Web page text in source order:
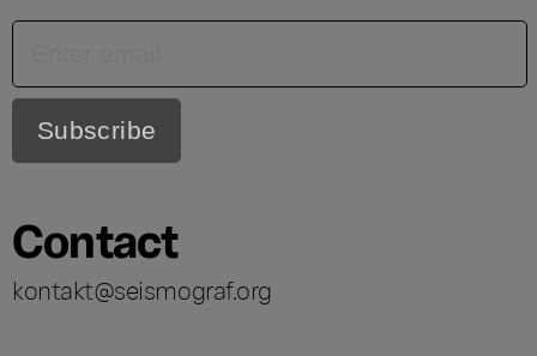
Contact
kontakt@seismograf.org